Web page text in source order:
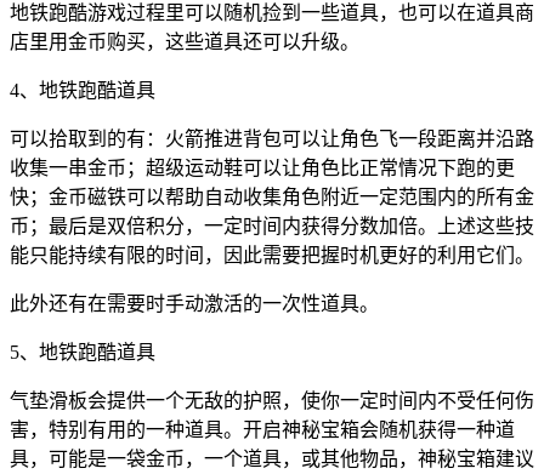
地铁跑酷游戏过程里可以随机捡到一些道具，也可以在道具商
店里用金币购买，这些道具还可以升级。
4、地铁跑酷道具
可以拾取到的有：火箭推进背包可以让角色飞一段距离并沿路
收集一串金币；超级运动鞋可以让角色比正常情况下跑的更
快；金币磁铁可以帮助自动收集角色附近一定范围内的所有金
币；最后是双倍积分，一定时间内获得分数加倍。上述这些技
能只能持续有限的时间，因此需要把握时机更好的利用它们。
此外还有在需要时手动激活的一次性道具。
5、地铁跑酷道具
气垫滑板会提供一个无敌的护照，使你一定时间内不受任何伤
害，特别有用的一种道具。开启神秘宝箱会随机获得一种道
具，可能是一袋金币，一个道具，或其他物品，神秘宝箱建议